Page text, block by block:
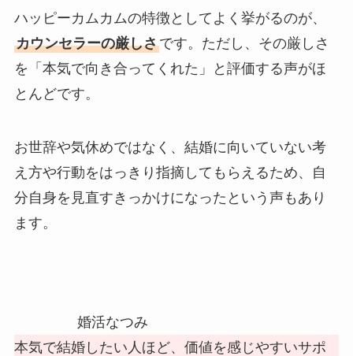
ハッピーカムカムの特徴としてよく挙がるのが、
カウンセラーの厳しさです。ただし、その厳しさ
を「本気で向き合ってくれた」と評価する声がほ
とんどです。
お世辞や気休めではなく、結婚に向いていない考
え方や行動をはっきり指摘してもらえるため、自
分自身を見直すきっかけになったという声もあり
ます。
婚活なつみ
本気で結婚したい人ほど、価値を感じやすいサポ